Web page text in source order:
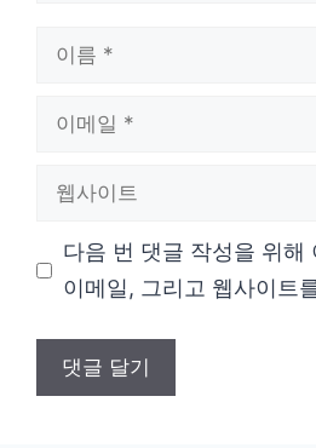
다음 번 댓글 작성을 위해
이메일, 그리고 웹사이트